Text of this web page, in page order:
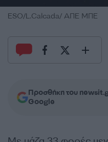
ESO/L.Calcada/ ΑΠΕ ΜΠΕ
Προσθήκη του
Google